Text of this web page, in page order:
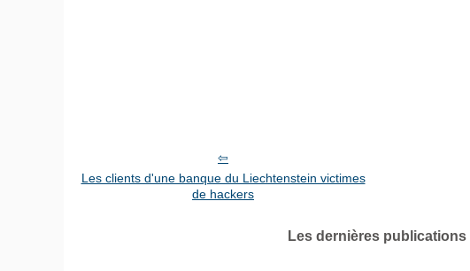
Les clients d'une banque du Liechtenstein victimes
de hackers
Les dernières